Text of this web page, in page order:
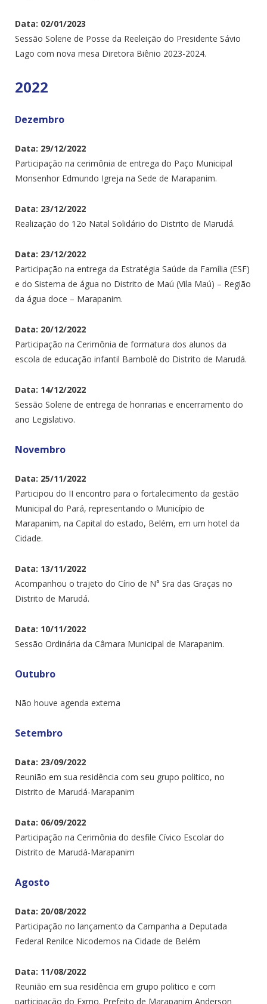
Data: 02/01/2023
Sessão Solene de Posse da Reeleição do Presidente Sávio
Lago com nova mesa Diretora Biênio 2023-2024.
2022
Dezembro
Data: 29/12/2022
Participação na cerimônia de entrega do Paço Municipal
Monsenhor Edmundo Igreja na Sede de Marapanim.
Data: 23/12/2022
Realização do 12o Natal Solidário do Distrito de Marudá.
Data: 23/12/2022
Participação na entrega da Estratégia Saúde da Família (ESF)
e do Sistema de água no Distrito de Maú (Vila Maú) – Região
da água doce – Marapanim.
Data: 20/12/2022
Participação na Cerimônia de formatura dos alunos da
escola de educação infantil Bambolê do Distrito de Marudá.
Data: 14/12/2022
Sessão Solene de entrega de honrarias e encerramento do
ano Legislativo.
Novembro
Data: 25/11/2022
Participou do II encontro para o fortalecimento da gestão
Municipal do Pará, representando o Município de
Marapanim, na Capital do estado, Belém, em um hotel da
Cidade.
Data: 13/11/2022
Acompanhou o trajeto do Círio de N° Sra das Graças no
Distrito de Marudá.
Data: 10/11/2022
Sessão Ordinária da Câmara Municipal de Marapanim.
Outubro
Não houve agenda externa
Setembro
Data: 23/09/2022
Reunião em sua residência com seu grupo politico, no
Distrito de Marudá-Marapanim
Data: 06/09/2022
Participação na Cerimônia do desfile Cívico Escolar do
Distrito de Marudá-Marapanim
Agosto
Data: 20/08/2022
Participação no lançamento da Campanha a Deputada
Federal Renilce Nicodemos na Cidade de Belém
Data: 11/08/2022
Reunião em sua residência em grupo politico e com
participação do Exmo. Prefeito de Marapanim Anderson